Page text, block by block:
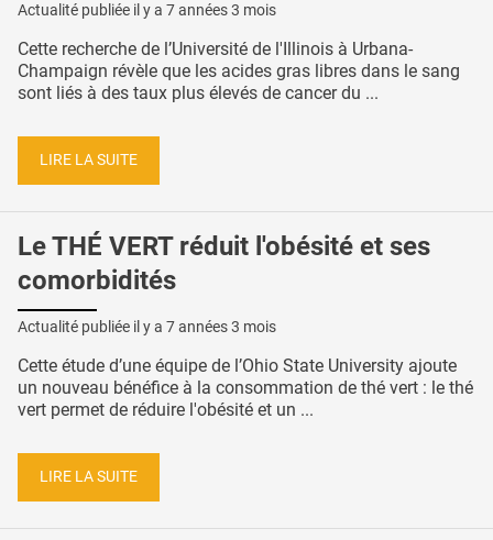
Actualité publiée il y a 7 années 3 mois
Cette recherche de l’Université de l'Illinois à Urbana-
Champaign révèle que les acides gras libres dans le sang
sont liés à des taux plus élevés de cancer du ...
LIRE LA SUITE
Le THÉ VERT réduit l'obésité et ses
comorbidités
Actualité publiée il y a 7 années 3 mois
Cette étude d’une équipe de l’Ohio State University ajoute
un nouveau bénéfice à la consommation de thé vert : le thé
vert permet de réduire l'obésité et un ...
LIRE LA SUITE